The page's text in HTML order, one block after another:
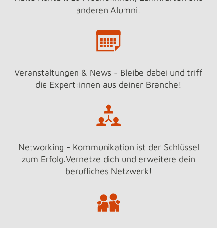
anderen Alumni!
Veranstaltungen & News - Bleibe dabei und triff
die Expert:innen aus deiner Branche!
Networking - Kommunikation ist der Schlüssel
zum Erfolg.Vernetze dich und erweitere dein
berufliches Netzwerk!